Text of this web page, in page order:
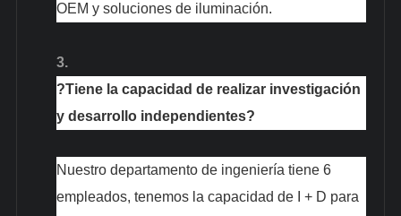
OEM y soluciones de iluminación.
3.
?Tiene la capacidad de realizar investigación
y desarrollo independientes?
Nuestro departamento de ingeniería tiene 6
empleados, tenemos la capacidad de I + D para